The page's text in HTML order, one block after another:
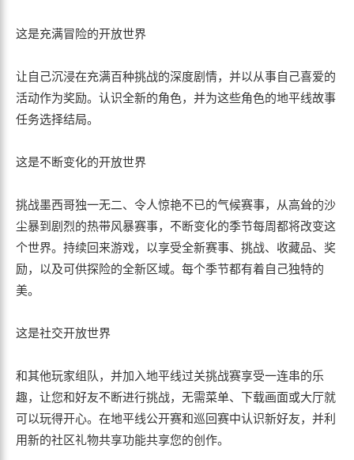
这是充满冒险的开放世界
让自己沉浸在充满百种挑战的深度剧情，并以从事自己喜爱的
活动作为奖励。认识全新的角色，并为这些角色的地平线故事
任务选择结局。
这是不断变化的开放世界
挑战墨西哥独一无二、令人惊艳不已的气候赛事，从高耸的沙
尘暴到剧烈的热带风暴赛事，不断变化的季节每周都将改变这
个世界。持续回来游戏，以享受全新赛事、挑战、收藏品、奖
励，以及可供探险的全新区域。每个季节都有着自己独特的
美。
这是社交开放世界
和其他玩家组队，并加入地平线过关挑战赛享受一连串的乐
趣，让您和好友不断进行挑战，无需菜单、下载画面或大厅就
可以玩得开心。在地平线公开赛和巡回赛中认识新好友，并利
用新的社区礼物共享功能共享您的创作。